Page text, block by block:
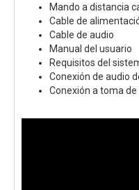
Mando a distancia
Cable de
Cable de audio
Manual del usuario
Requisitos del
Conexión de audio
Conexión a toma